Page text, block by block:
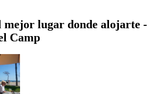
mejor lugar donde alojarte -
Camp